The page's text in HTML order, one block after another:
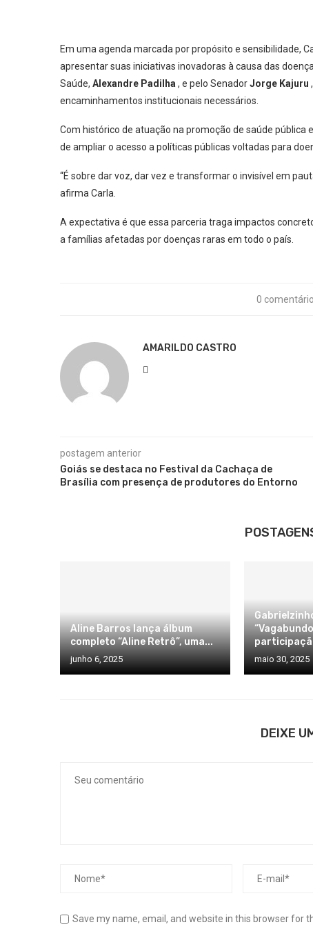
Em uma agenda marcada por propósito e sensibilidade,
apresentar suas iniciativas inovadoras à causa das
Saúde, Alexandre Padilha , e pelo SenadorJorge Kajuru
encaminhamentos institucionais necessários.
Com histórico de atuação na promoção de saúde pública
de ampliar o acesso a políticas públicas voltadas para
“É sobre dar voz, dar vez e transformar o invisível em
afirma Carla.
A expectativa é que essa parceria traga impactos
a famílias afetadas por doenças raras em todo o país.
0
AMARILDO CASTRO
postagem anterior
Goiás se destaca no Festival da Cachaça de
Brasília com presença de produtores do Entorno
Aline Barros lança álbum
completo “Aline Retrô”, uma...
junho 6, 2025 maio 30, 2025
DEIXE
Save my name, email, and website in this browser for